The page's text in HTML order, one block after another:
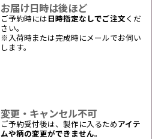
お届け日時は後ほど
ご予約時には 日時指定なしでご注文 くだ
さい。
※入荷時または完成時にメールでお伺い
します。
変更・キャンセル不可
ご予約受付後は、製作に入るため アイテ
ムや柄の変更ができません。